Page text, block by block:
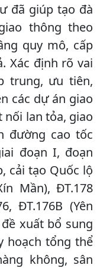
đã giúp tạo đà
thông theo
quy mô, cấp
Xác định rõ vai
trung, ưu tiên,
các dự án giao
lan tỏa, giao
đường cao tốc
đoạn I, đoạn
cải tạo Quốc lộ
Mần), ĐT.178
ĐT.176B (Yên
xuất bổ sung
hoạch tổng thể
không, sân